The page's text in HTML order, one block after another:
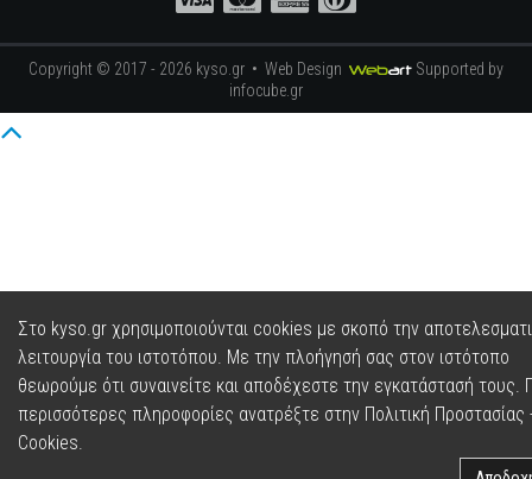
Copyright © 2017 - 2026 kyso.gr • Web Design
Supported by
infocube.gr
Στο kyso.gr χρησιμοποιούνται cookies με σκοπό την
λειτουργία του ιστοτόπου. Με την πλοήγησή σας στον ιστότοπο
θεωρούμε ότι συναινείτε και αποδέχεστε την εγκατάστασή τους.
περισσότερες πληροφορίες ανατρέξτε στην Πολιτική Προστασίας
Cookies.